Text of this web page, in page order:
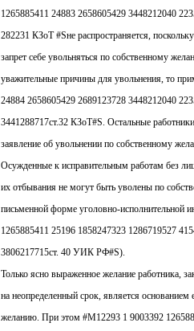
1265885411 24883 2658605429 3448212040
282231 КЗоТ #Sне распространяется,
запрет себе увольняться по собственному
уважительные причины для увольнения, то
24884 2658605429 2689123728 3448212040
3441288717ст.32 КЗоТ#S. Остальные
заявление об увольнении по собственному
Осужденные к исправительным работам без
их отбывания не могут быть уволены по
письменной форме уголовно-исполнительной
1265885411 25196 1858247323 1286719527
3806217715ст. 40 УИК РФ#S).
Только ясно выраженное желание работника,
на неопределенный срок, является основанием
желанию. При этом #M12293 1 9003392